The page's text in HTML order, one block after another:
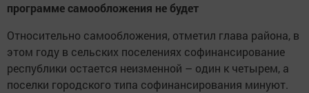
программе самообложения не будет
Относительно самообложения, отметил глава района, в
этом году в сельских поселениях софинансирование
республики остается неизменной – один к четырем, а
поселки городского типа софинансирования минуют.